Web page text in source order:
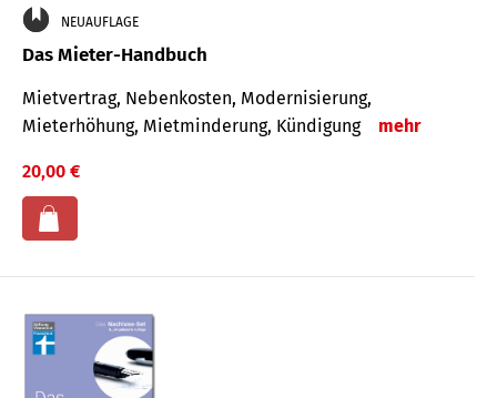
NEUAUFLAGE
Das Mieter-Handbuch
Mietvertrag, Nebenkosten, Modernisierung,
Mieterhöhung, Mietminderung, Kündigung
mehr
20,00 €